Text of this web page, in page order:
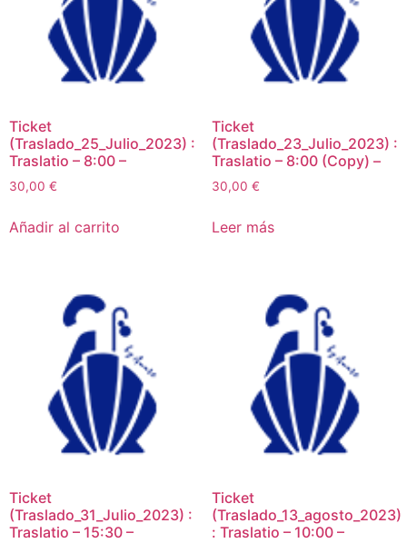
Ticket
(Traslado_25_Julio_2023) :
Traslatio – 8:00 –
30,00 €
Añadir al carrito
Ticket
(Traslado_23_Julio_2023) :
Traslatio – 8:00 (Copy) –
30,00 €
Leer más
Ticket
(Traslado_31_Julio_2023) :
Traslatio – 15:30 –
Ticket
(Traslado_13_agosto_2023)
: Traslatio – 10:00 –